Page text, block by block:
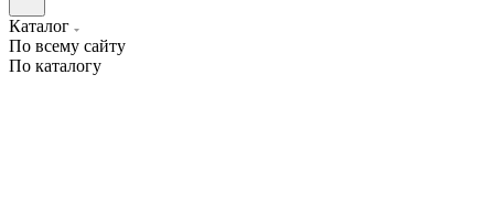
Каталог
По всему сайту
По каталогу